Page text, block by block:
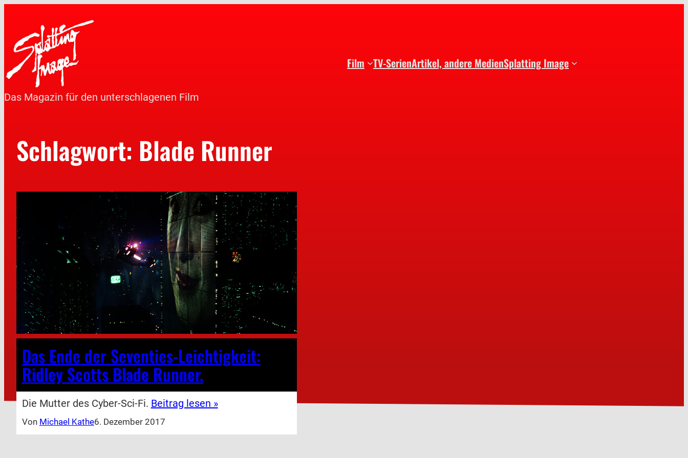
Das Magazin für den unterschlagenen Film
Film TV-SerienArtikel, andere MedienSplatting Image
Schlagwort: Blade Runner
Das Ende der Seventies-Leichtigkeit:
Ridley Scotts Blade Runner.
Die Mutter des Cyber-Sci-Fi. Beitrag lesen »
Von Michael Kathe6. Dezember 2017